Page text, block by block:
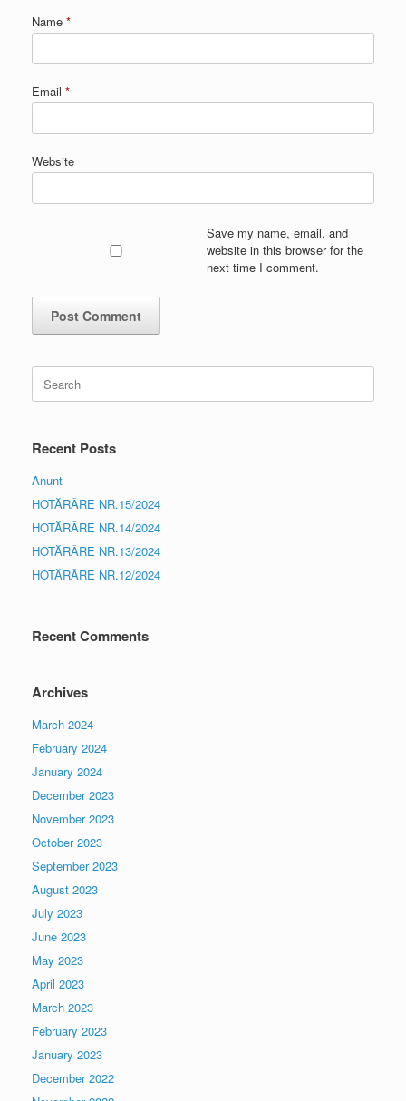
Name *
Email *
Website
Save my name, email, and
website in this browser for the
next time I comment.
for:
Recent Posts
Anunt
HOTĂRÂRE NR.15/2024
HOTĂRÂRE NR.14/2024
HOTĂRÂRE NR.13/2024
HOTĂRÂRE NR.12/2024
Recent Comments
Archives
March 2024
February 2024
January 2024
December 2023
November 2023
October 2023
September 2023
August 2023
July 2023
June 2023
May 2023
April 2023
March 2023
February 2023
January 2023
December 2022